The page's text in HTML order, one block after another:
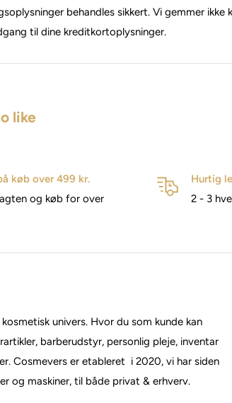
behandles sikkert. Vi gemmer
til dine kreditkortoplysninger.
like
køb over 499 kr.
og køb for over
Hurtig
2 - 3
univers. Hvor du som kunde kan
barberudstyr, personlig pleje, inventar
Cosmevers er etableret i 2020, vi har siden
og maskiner, til både privat & erhverv.